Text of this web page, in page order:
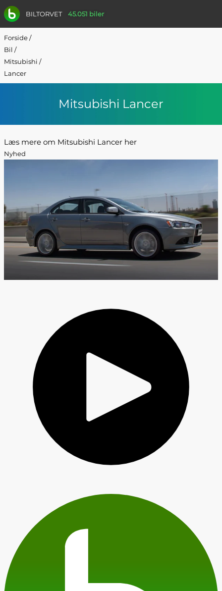
BILTORVET 45.051 biler
Forside/
Bil /
Mitsubishi /
Lancer
Mitsubishi Lancer
Læs mere om Mitsubishi Lancer her
Nyhed